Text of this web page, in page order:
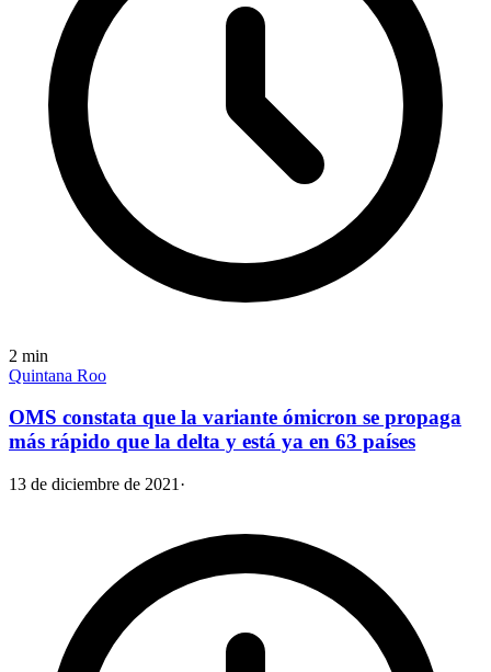
2 min
Quintana Roo
OMS constata que la variante ómicron se propaga
más rápido que la delta y está ya en 63 países
13 de diciembre de 2021 ·